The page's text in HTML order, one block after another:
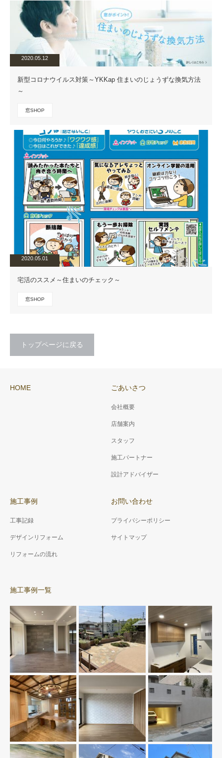
2020.05.12
新型コロナウイルス対策～YKKap 住まいのじょうずな換気方法
～
窓SHOP
2020.05.01
宅活のススメ～住まいのチェック～
窓SHOP
トップページに戻る
HOME ごあいさつ
会社概要
店舗案内
スタッフ
施工パートナー
設計アドバイザー
施工事例
工事記録
デザインリフォーム
リフォームの流れ
お問い合わせ
プライバシーポリシー
サイトマップ
施工事例一覧